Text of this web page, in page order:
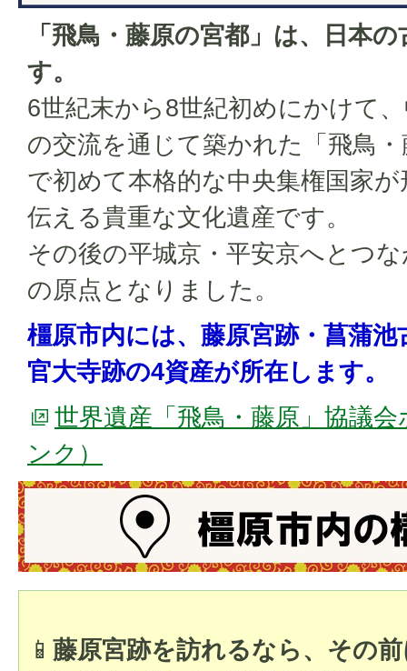
「飛鳥・藤原の宮都」は、日本
す。
6世紀末から8世紀初めにかけて
の交流を通じて築かれた「飛鳥
で初めて本格的な中央集権国家
伝える貴重な文化遺産です。
その後の平城京・平安京へとつ
の原点となりました。
橿原市内には、藤原宮跡・菖蒲
官大寺跡の4資産が所在します。
世界遺産「飛鳥・藤原」協議
ンク）
📱 藤原宮跡を訪れるなら、その